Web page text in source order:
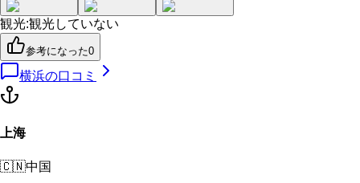
観光:観光していない
参考になった0
横浜の口コミ
上海
🇨🇳中国